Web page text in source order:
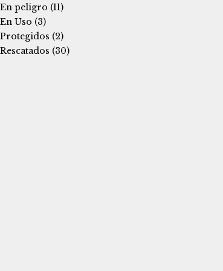
En peligro (11)
En Uso (3)
Protegidos (2)
Rescatados (30)